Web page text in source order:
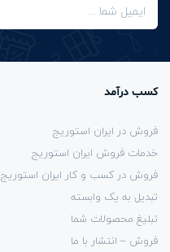
کسب درآمد
فروش در ایران استوریج
خدمات فروش ایران استوریج
فروش در کسب و کار ایران استوریج
تبدیل به یک وابسته
تبلیغ محصولات شما
فروش – انتشار با ما